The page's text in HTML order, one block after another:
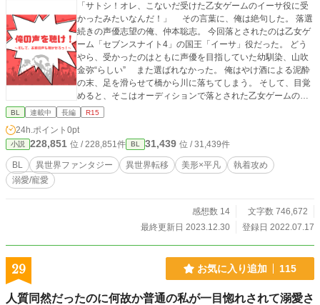
「サトシ！オレ、こないだ受けた乙女ゲームのイーサ役に受
かったみたいなんだ！」 その言葉に、俺は絶句した。 落選
続きの声優志望の俺、仲本聡志。 今回落とされたのは乙女ゲ
ーム「セブンスナイト4」の国王「イーサ」役だった。 どう
やら、受かったのはともに声優を目指していた幼馴染、山吹
金弥“らしい” また選ばれなかった。 俺はやけ酒による泥酔
の末、足を滑らせて橋から川に落ちてしまう。 そして、目覚
めると、そこはオーディションで落とされた乙女ゲームの世
界だった。 しかし、この世界は俺の知っている「セブンスナ
承権を剥奪されかけた「引きこもり王子」で、長い間引きこ
もり生活をしているらしい。 部屋から一切出てこないイーサ
王子は、その姿も声も謎のまま。 イーサ、お前はどんな声
をしているんだ？ 金弥、お前は本当にイーサ役に受かった
BL 連載中 長編 R15
24h.ポイント 0pt
小説 228,851 位 / 228,851件 BL 31,439 位 / 31,439件
BL 異世界ファンタジー 異世界転移 美形×平凡
執着攻め
溺愛/寵愛
感想数 14
文字数 746,672
最終更新日 2023.12.30
登録日 2022.07.17
29 お気に入り追加 115
人質同然だったのに何故か普通の私が一目惚れされて溺愛さ